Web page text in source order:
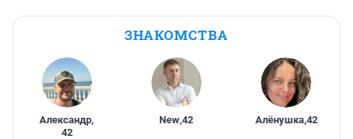
ЗНАКОМСТВА
Александр,
42
New,42 Алёнушка,42